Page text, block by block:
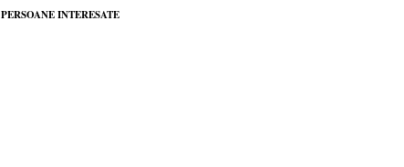
PERSOANE INTERESATE